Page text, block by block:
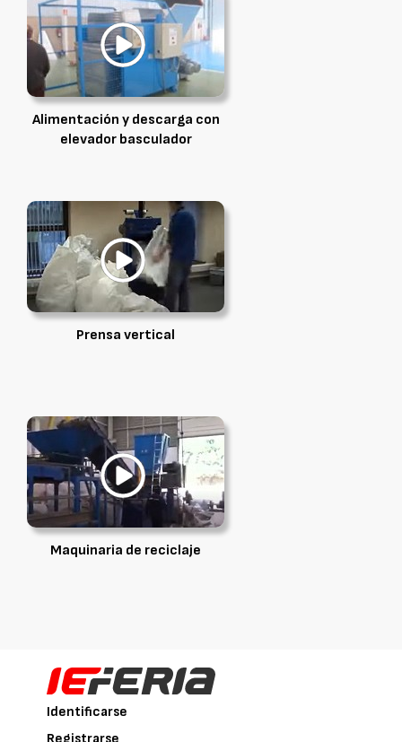
Alimentación y descarga con
elevador basculador
Prensa vertical
Maquinaria de reciclaje
Identificarse
Registrarse